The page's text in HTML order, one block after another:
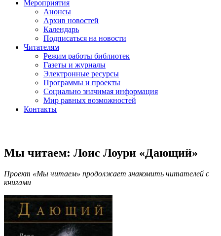
Мероприятия
Анонсы
Архив новостей
Календарь
Подписаться на новости
Читателям
Режим работы библиотек
Газеты и журналы
Электронные ресурсы
Программы и проекты
Социально значимая информация
Мир равных возможностей
Контакты
Мы читаем: Лоис Лоури «Дающий»
Проект «Мы читаем» продолжает знакомить читателей с
книгами